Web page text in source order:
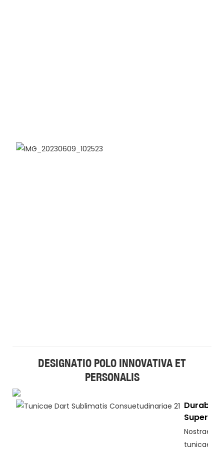
DESIGNATIO POLO INNOVATIVA ET
PERSONALIS
Superior
Nostrae
tunicae